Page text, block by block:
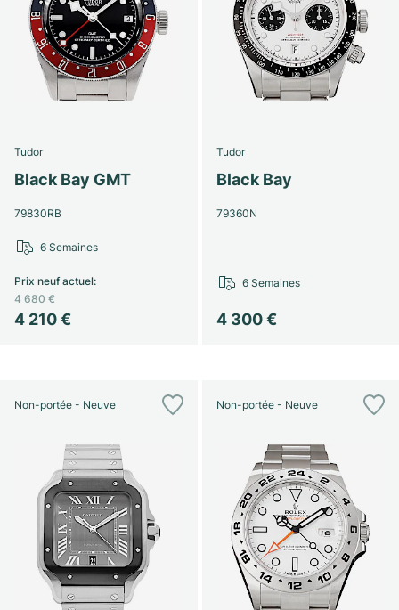
Tudor
Black Bay GMT
79830RB
4 210 €
Prix neuf actuel:
4 680 €
6 Semaines
Tudor
Black Bay
79360N
4 300 €
6 Semaines
Non-portée - Neuve Non-portée - Neuve